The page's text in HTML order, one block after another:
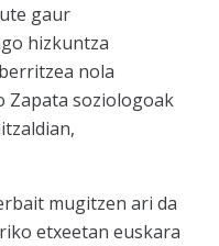
gaur
hizkuntza
nola
Zapata soziologoak
mugitzen ari da
etxeetan euskara